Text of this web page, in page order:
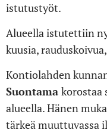
istutustyöt.
Alueella istutettiin
kuusia,
Kontiolahden
Suontama korostaa
alueella. Hänen
tärkeä muuttuvassa